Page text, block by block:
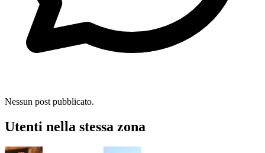
Nessun post pubblicato.
Utenti nella stessa zona